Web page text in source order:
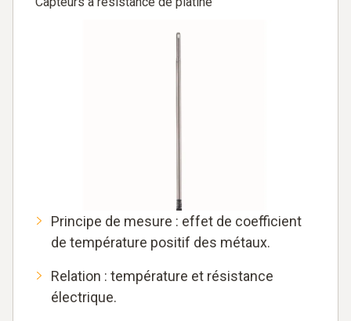
Principe de mesure : effet de coefficient
de température positif des métaux.
Relation : température et résistance
électrique.